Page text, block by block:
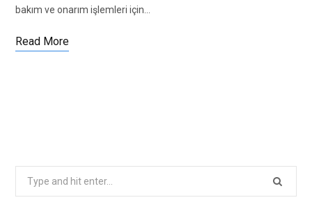
bakım ve onarım işlemleri için…
Read More